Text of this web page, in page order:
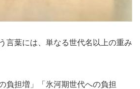
言葉には、単なる世代名以上の重み
負担増」「氷河期世代への負担